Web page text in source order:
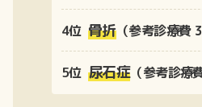
4位 骨折（参考診療費
5位 尿石症（参考診療